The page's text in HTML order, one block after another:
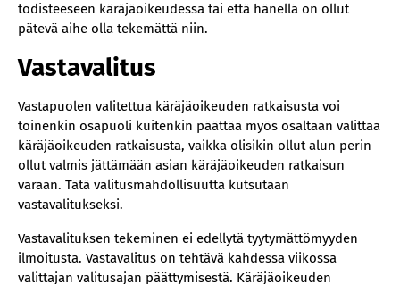
todisteeseen käräjäoikeudessa tai että hänellä on ollut
pätevä aihe olla tekemättä niin.
Vastavalitus
Vastapuolen valitettua käräjäoikeuden ratkaisusta voi
toinenkin osapuoli kuitenkin päättää myös osaltaan valittaa
käräjäoikeuden ratkaisusta, vaikka olisikin ollut alun perin
ollut valmis jättämään asian käräjäoikeuden ratkaisun
varaan. Tätä valitusmahdollisuutta kutsutaan
vastavalitukseksi.
Vastavalituksen tekeminen ei edellytä tyytymättömyyden
ilmoitusta. Vastavalitus on tehtävä kahdessa viikossa
valittajan valitusajan päättymisestä. Käräjäoikeuden